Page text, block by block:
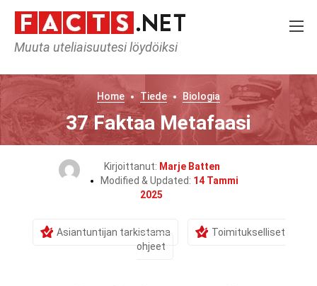
Muuta uteliaisuutesi löydöiksi
Home Tiede Biologia
37 Faktaa Metafaasi
Kirjoittanut: Marje Batten
Modified & Updated: 14 Tammi
2025
Asiantuntijan tarkistama
Toimitukselliset
ohjeet